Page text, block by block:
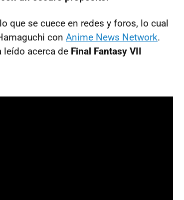
que se cuece en redes y foros, lo cual
con Anime News Network.
leído acerca de Final Fantasy VII